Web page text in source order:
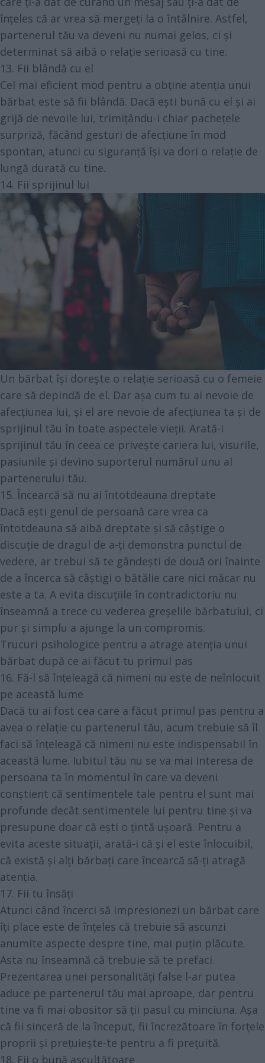
înțeles că ar vrea să mergeți la o întâlnire. Astfel,
partenerul tău va deveni nu numai gelos, ci și
determinat să aibă o relație serioasă cu tine.
13. Fii blândă cu el
Cel mai eficient mod pentru a obține atenția unui
bărbat este să fii blândă. Dacă ești bună cu el și ai
grijă de nevoile lui, trimițându-i chiar pachețele
surpriză, făcând gesturi de afecțiune în mod
spontan, atunci cu siguranță își va dori o relație de
lungă durată cu tine.
14. Fii sprijinul lui
Un bărbat își dorește o relație serioasă cu o femeie
care să depindă de el. Dar așa cum tu ai nevoie de
afecțiunea lui, și el are nevoie de afecțiunea ta și de
sprijinul tău în toate aspectele vieții. Arată-i
sprijinul tău în ceea ce privește cariera lui, visurile,
pasiunile și devino suporterul numărul unu al
partenerului tău.
15. Încearcă să nu ai întotdeauna dreptate
Dacă ești genul de persoană care vrea ca
întotdeauna să aibă dreptate și să câștige o
discuție de dragul de a-ți demonstra punctul de
vedere, ar trebui să te gândești de două ori înainte
de a încerca să câștigi o bătălie care nici măcar nu
este a ta. A evita discuțiile în contradictoriu nu
înseamnă a trece cu vederea greșelile bărbatului, ci
pur și simplu a ajunge la un compromis.
Trucuri psihologice pentru a atrage atenția unui
bărbat după ce ai făcut tu primul pas
16. Fă-l să înțeleagă că nimeni nu este de neînlocuit
pe această lume
Dacă tu ai fost cea care a făcut primul pas pentru a
avea o relație cu partenerul tău, acum trebuie să îl
faci să înțeleagă că nimeni nu este indispensabil în
această lume. Iubitul tău nu se va mai interesa de
persoana ta în momentul în care va deveni
conștient că sentimentele tale pentru el sunt mai
profunde decât sentimentele lui pentru tine și va
presupune doar că ești o țintă ușoară. Pentru a
evita aceste situații, arată-i că și el este înlocuibil,
că există și alți bărbați care încearcă să-ți atragă
atenția.
17. Fii tu însăți
Atunci când încerci să impresionezi un bărbat care
îți place este de înțeles că trebuie să ascunzi
anumite aspecte despre tine, mai puțin plăcute.
Asta nu înseamnă că trebuie să te prefaci.
Prezentarea unei personalități false l-ar putea
aduce pe partenerul tău mai aproape, dar pentru
tine va fi mai obositor să ții pasul cu minciuna. Așa
că fii sinceră de la început, fii încrezătoare în forțele
proprii și prețuiește-te pentru a fi prețuită.
18. Fii o bună ascultătoare